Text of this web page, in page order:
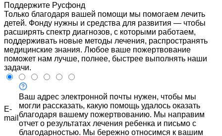
Поддержите Русфонд
Только благодаря вашей помощи мы помогаем лечить
детей. Фонду нужны и средства для развития — чтобы
расширять спектр диагнозов, с которыми работаем,
поддерживать новые методы лечения, распространять
медицинские знания. Любое ваше пожертвование
поможет нам лучше, полнее, быстрее выполнять наши
задачи.
E-
mail
Ваш адрес электронной почты нужен, чтобы мы
могли рассказать, какую помощь удалось оказать
благодаря вашему пожертвованию. Мы направим
отчет о результатах лечения ребенка и письмо с
благодарностью. Мы бережно относимся к вашим